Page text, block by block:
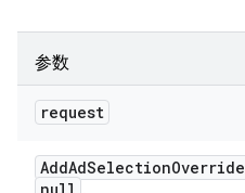
参数
request
AddAdSelectionOverride